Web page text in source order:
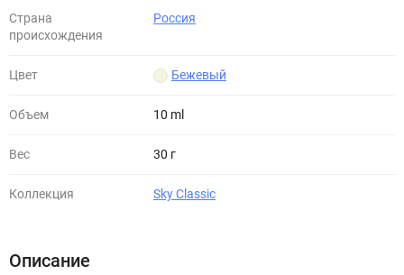
Страна
происхождения
Россия
Цвет Бежевый
Объем 10 ml
Вес 30 г
Коллекция Sky Classic
Описание